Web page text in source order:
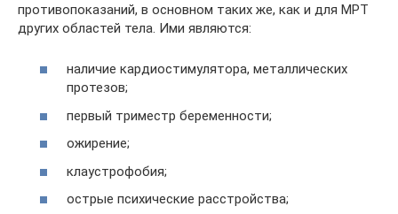
противопоказаний, в основном таких же, как и для МРТ
других областей тела. Ими являются:
наличие кардиостимулятора, металлических
протезов;
первый триместр беременности;
ожирение;
клаустрофобия;
острые психические расстройства;